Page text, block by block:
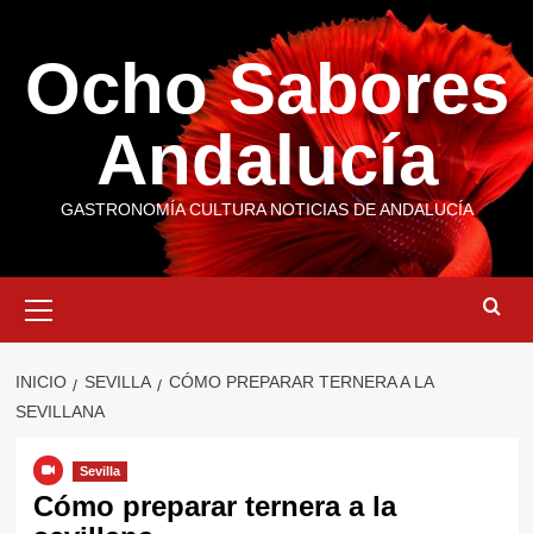
contenido
Ocho Sabores
Andalucía
GASTRONOMÍA CULTURA NOTICIAS DE ANDALUCÍA
primario
INICIO SEVILLA
CÓMO PREPARAR TERNERA A LA
SEVILLANA
Sevilla
Cómo preparar ternera a la